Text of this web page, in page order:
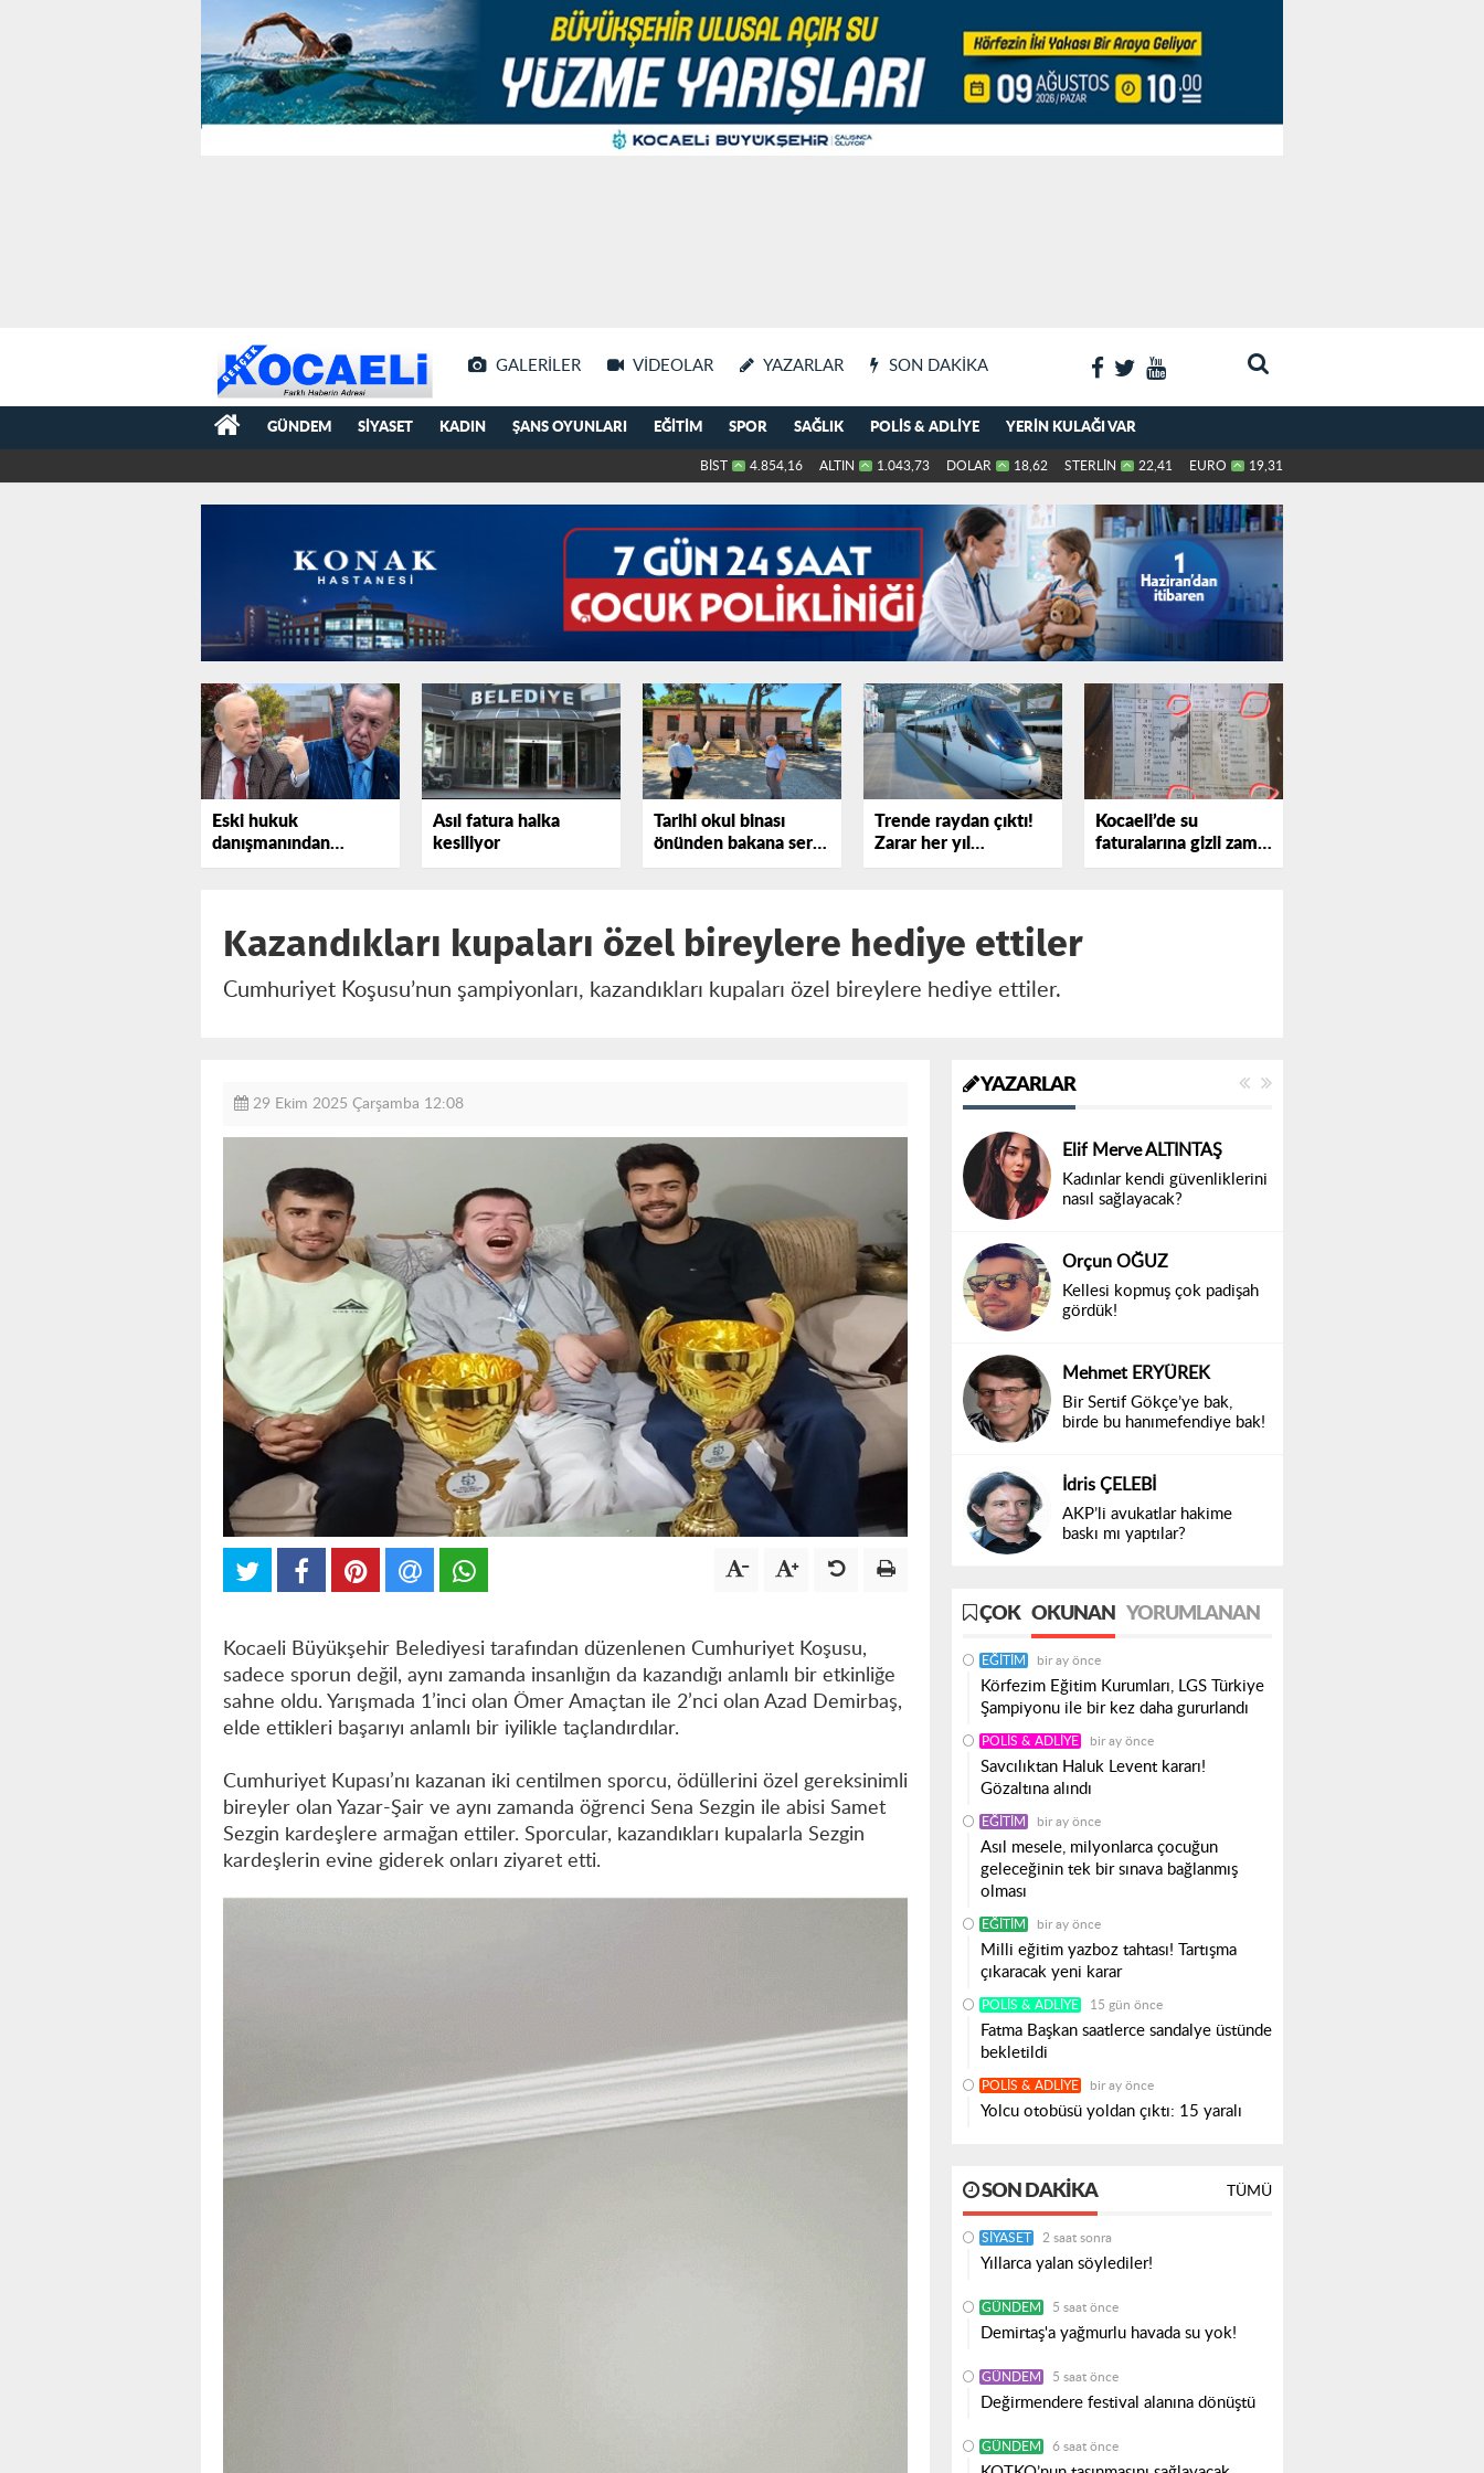
GALERILER VIDEOLAR YAZARLAR SON DAKIKA
GÜNDEM SIYASET KADIN ŞANS OYUNLARI EĞITIM SPOR SAĞLIK POLIS & ADLIYE YERIN KULAĞI VAR
BİST 4.854,16 ALTIN 1.043,73 DOLAR 18,62 STERLİN 22,41 EURO 19,31
Eski hukuk
danışmanından
Erdoğan'a bir uyarı
Asıl fatura halka
kesiliyor
Tarihi okul binası
önünden bakana sert
tepki gösterdi!
Trende raydan çıktı!
Zarar her yıl
katlanıyor
Kocaeli’de su
faturalarına gizli zam
iddiası
Kazandıkları kupaları özel bireylere hediye ettiler
Cumhuriyet Koşusu’nun şampiyonları, kazandıkları kupaları özel bireylere hediye ettiler.
29 Ekim 2025 Çarşamba 12:08
Kocaeli Büyükşehir Belediyesi tarafından düzenlenen Cumhuriyet Koşusu,
sadece sporun değil, aynı zamanda insanlığın da kazandığı anlamlı bir etkinliğe
sahne oldu. Yarışmada 1’inci olan Ömer Amaçtan ile 2’nci olan Azad Demirbaş,
elde ettikleri başarıyı anlamlı bir iyilikle taçlandırdılar.
Cumhuriyet Kupası’nı kazanan iki centilmen sporcu, ödüllerini özel gereksinimli
bireyler olan Yazar-Şair ve aynı zamanda öğrenci Sena Sezgin ile abisi Samet
Sezgin kardeşlere armağan ettiler. Sporcular, kazandıkları kupalarla Sezgin
kardeşlerin evine giderek onları ziyaret etti.
YAZARLAR
Elif Merve ALTINTAŞ
Kadınlar kendi güvenliklerini
nasıl sağlayacak?
Orçun OĞUZ
Kellesi kopmuş çok padişah
gördük!
Mehmet ERYÜREK
Bir Sertif Gökçe’ye bak,
birde bu hanımefendiye bak!
İdris ÇELEBİ
AKP’li avukatlar hakime
baskı mı yaptılar?
ÇOK OKUNAN YORUMLANAN
EĞITIM bir ay önce
Körfezim Eğitim Kurumları, LGS Türkiye
Şampiyonu ile bir kez daha gururlandı
POLIS & ADLIYE bir ay önce
Savcılıktan Haluk Levent kararı!
Gözaltına alındı
EĞITIM bir ay önce
Asıl mesele, milyonlarca çocuğun
geleceğinin tek bir sınava bağlanmış
olması
EĞITIM bir ay önce
Milli eğitim yazboz tahtası! Tartışma
çıkaracak yeni karar
POLIS & ADLIYE 15 gün önce
Fatma Başkan saatlerce sandalye üstünde
bekletildi
POLIS & ADLIYE bir ay önce
Yolcu otobüsü yoldan çıktı: 15 yaralı
SON DAKIKA TÜMÜ
SIYASET 2 saat sonra
Yıllarca yalan söylediler!
GÜNDEM 5 saat önce
Demirtaş'a yağmurlu havada su yok!
GÜNDEM 5 saat önce
Değirmendere festival alanına dönüştü
GÜNDEM 6 saat önce